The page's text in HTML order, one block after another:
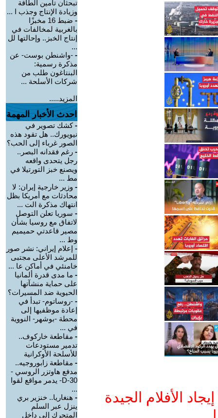
الأفلام الجيدة
تبحثان تأمين الطاقة
وزيادة الإنتاج وجذب ا ...
-
ضبط 16 مخبزًا
بالغربية لمخالفات في
إنتاج الخبز.. وإحالتها لل
...
- -واشنطن بوست- عن
مذكرة رسمية:
البنتاغون طلب من
شركات الأسلحة ...
المزيد.....
احدث الأخبار المهمة
-كشك تصوير في
نيويورك.. هل تقود هذه
الصور غرباء إلى الحب؟
- رغم فقدانه البصر..
رجل يتحدى واقعه
ويصنع خبز التورتيلا في
مط ...
- وزير خارجية إيران: لا
محادثات مع أمريكا بظل
انتهاك مذكرة الت ...
- سوريا تعلن التوصل
لاتفاق مع روسيا بشأن
مصير قاعدتي حميميم
وط ...
- إعلام إيراني: نشر صور
للمرشد الأعلى مجتبى
خامنئي في أماكن عا ...
- ما مدى قدرة ألمانيا
على حماية منشآتها
الحيوية ضد المسيرات؟
- -روساتوم- تبدأ في
إعادة موظفيها إلى
محطة -بوشهر- النووية
في ...
- مقاطعة خاركوف..
تدمير مستودعات
للأسلحة الأوكرانية
- مقاطعة زابوروجيه..
مدفع هاوتزر الروسي -
D-30- يدمر مواقع لقوا
...
- هنغاريا.. خنزير بري
ينزل عبر السلم
المتحرك إلى داخل